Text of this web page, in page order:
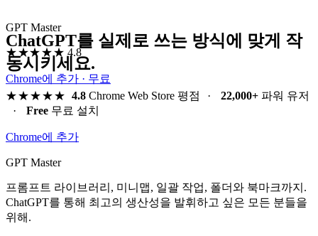
GPT Master
★★★★★ 4.8
Chrome에 추가 · 무료
ChatGPT를 실제로 쓰는 방식에 맞게 작
동시키세요.
★★★★★ 4.8Chrome Web Store 평점 · 22,000+파워 유저
·
Free 무료 설치
Chrome에 추가
GPT Master
프롬프트 라이브러리, 미니맵, 일괄 작업, 폴더와 북마크까지.
ChatGPT를 통해 최고의 생산성을 발휘하고 싶은 모든 분들을
위해.